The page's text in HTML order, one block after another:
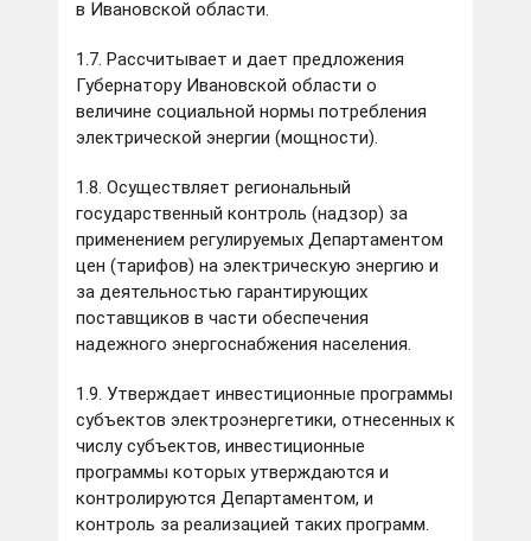
в Ивановской области.
1.7. Рассчитывает и дает предложения
Губернатору Ивановской области о
величине социальной нормы потребления
электрической энергии (мощности).
1.8. Осуществляет региональный
государственный контроль (надзор) за
применением регулируемых Департаментом
цен (тарифов) на электрическую энергию и
за деятельностью гарантирующих
поставщиков в части обеспечения
надежного энергоснабжения населения.
1.9. Утверждает инвестиционные программы
субъектов электроэнергетики, отнесенных к
числу субъектов, инвестиционные
программы которых утверждаются и
контролируются Департаментом, и
контроль за реализацией таких программ.